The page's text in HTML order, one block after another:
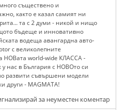
съществено и
както е казал самият ни
та с 2 думи - никой и нищо
бъдеще и инновативно
водеща авангардна авто-
с великолепните
НОВата world-wide КЛАССА -
у нас в България с НОВОто си
развити съвършени модели
други - MAGMAТА!
за неуместен коментар